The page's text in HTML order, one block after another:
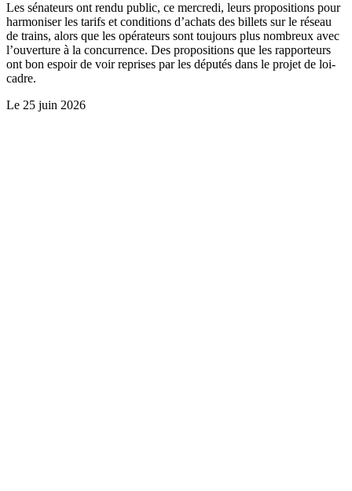
Les sénateurs ont rendu public, ce mercredi, leurs propositions pour
harmoniser les tarifs et conditions d’achats des billets sur le réseau
de trains, alors que les opérateurs sont toujours plus nombreux avec
l’ouverture à la concurrence. Des propositions que les rapporteurs
ont bon espoir de voir reprises par les députés dans le projet de loi-
cadre.
Le 25 juin 2026